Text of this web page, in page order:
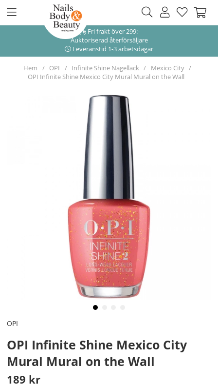
Fri frakt över 299:-
Auktoriserad återförsäljare
Leveranstid 1-3 arbetsdagar
Hem OPI Infinite Shine Nagellack
Mexico City
OPI Infinite Shine Mexico City Mural Mural on the Wall
OPI
OPI Infinite Shine Mexico City
Mural Mural on the Wall
189 kr